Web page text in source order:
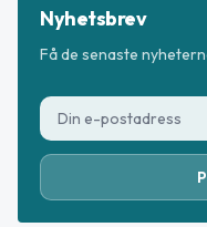
Nyhetsbrev
Få de senaste